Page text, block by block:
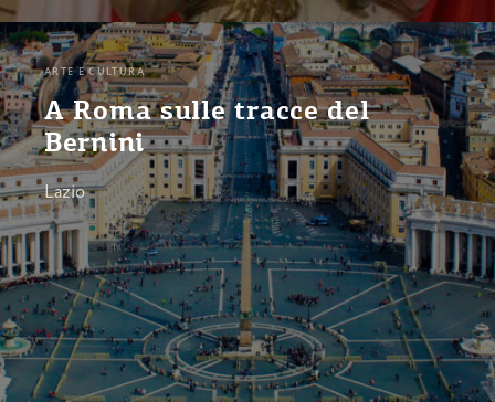
ARTE E CULTURA
A Roma sulle tracce del
Bernini
Lazio